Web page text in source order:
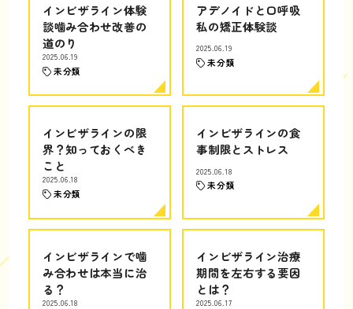
インビザライン体験
談噛み合わせ改善の
道のり
2025.06.19
未分類
アデノイドと口呼吸
私の矯正体験談
2025.06.19
未分類
インビザラインの限
界？知っておくべき
こと
2025.06.18
未分類
インビザラインの食
事制限とストレス
2025.06.18
未分類
インビザラインで噛
み合わせは本当に治
る？
2025.06.18
インビザライン治療
期間を左右する要因
とは？
2025.06.17